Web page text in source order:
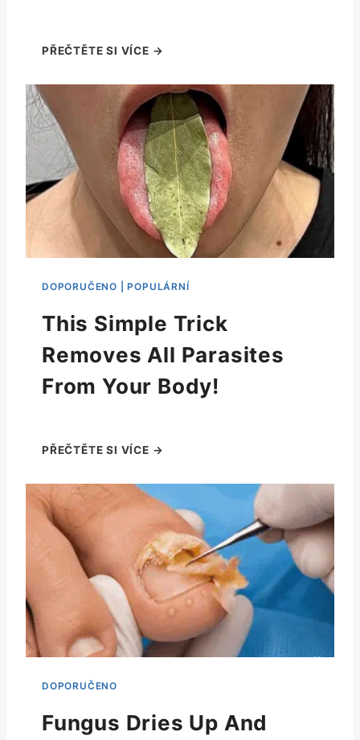
This Simple Trick
Removes All Parasites
From Your Body!
Fungus Dries Up And